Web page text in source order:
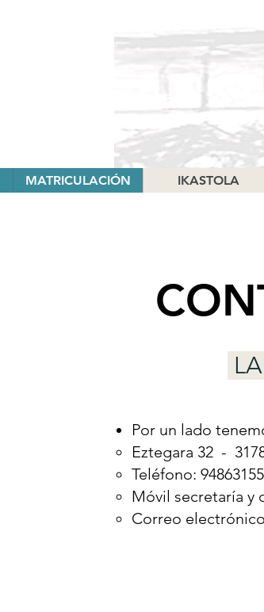
MATRICULACIÓN IKASTOLA
Por un lado
Eztegara 32 -
Teléfono:
Móvil secretaría y
Correo